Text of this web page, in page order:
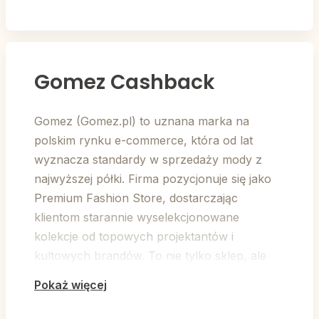
Gomez Cashback
Gomez (Gomez.pl) to uznana marka na
polskim rynku e-commerce, która od lat
wyznacza standardy w sprzedaży mody z
najwyższej półki. Firma pozycjonuje się jako
Premium Fashion Store, dostarczając
klientom starannie wyselekcjonowane
kolekcje od topowych projektantów i
kultowych brandów. To nie tylko sklep, ale
chcą podkreślić swój prestiż i indywidualny
Pokaż więcej